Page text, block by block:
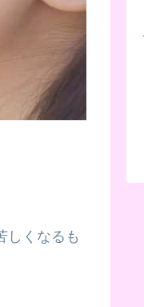
しくなるも